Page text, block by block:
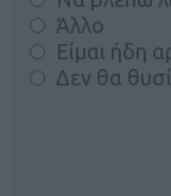
Άλλο
Είμαι ήδη
Δεν θα